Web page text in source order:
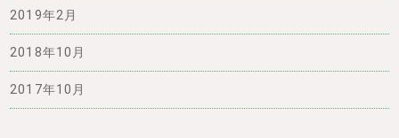
2019年2月
2018年10月
2017年10月